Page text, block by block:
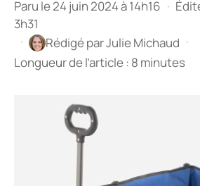
Paru le 24 juin 2024 à 14h16 ·
3h31
·
Rédigé parJulie Michaud ·
Longueur de l’article : 8 minutes